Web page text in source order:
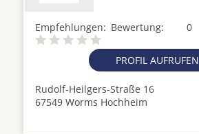
Empfehlungen: 0
Bewertung:
PROFIL AUFRUFEN
Rudolf-Heilgers-Straße 16
67549 Worms Hochheim